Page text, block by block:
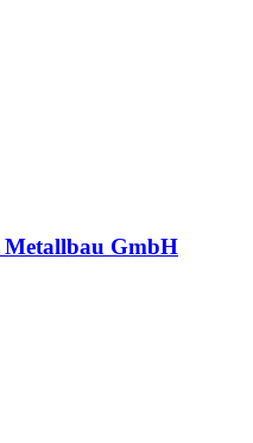
Metallbau GmbH